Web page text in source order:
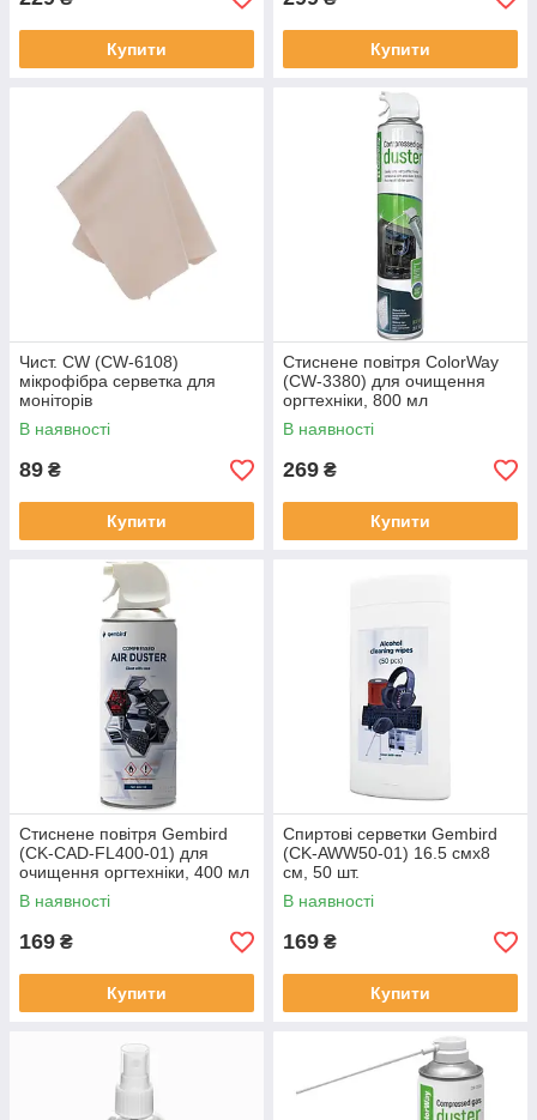
Купити Купити
Чист. CW (CW-6108)
мікрофібра серветка для
моніторів
В наявності
89 ₴
Купити
Стиснене повітря ColorWay
(CW-3380) для очищення
оргтехніки, 800 мл
В наявності
269 ₴
Купити
Стиснене повітря Gembird
(CK-CAD-FL400-01) для
очищення оргтехніки, 400 мл
В наявності
169 ₴
Купити
Спиртові серветки Gembird
(CK-AWW50-01) 16.5 смx8
см, 50 шт.
В наявності
169 ₴
Купити